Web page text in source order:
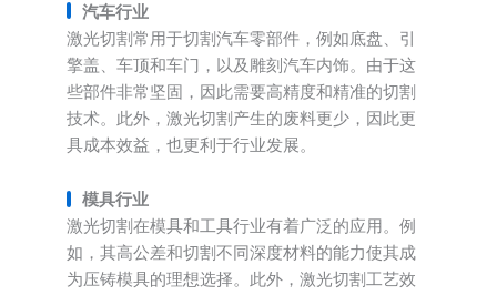
汽车行业
激光切割常用于切割汽车零部件，例如底盘、引
擎盖、车顶和车门，以及雕刻汽车内饰。由于这
些部件非常坚固，因此需要高精度和精准的切割
技术。此外，激光切割产生的废料更少，因此更
具成本效益，也更利于行业发展。
模具行业
激光切割在模具和工具行业有着广泛的应用。例
如，其高公差和切割不同深度材料的能力使其成
为压铸模具的理想选择。此外，激光切割工艺效